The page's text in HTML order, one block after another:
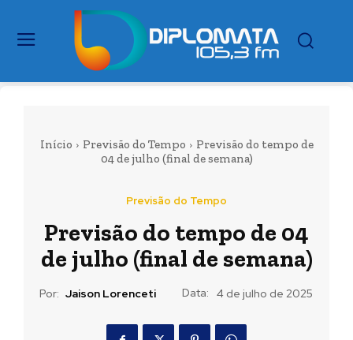
Início Previsão do Tempo
Previsão do tempo de
04 de julho (final de semana)
Previsão do Tempo
Previsão do tempo de 04
de julho (final de semana)
Por: Jaison Lorenceti Data: 4 de julho de 2025